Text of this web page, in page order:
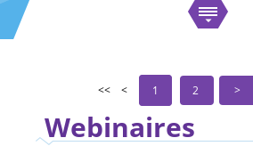
Webinaires
1 2
Webinaires